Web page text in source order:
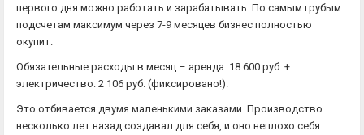
первого дня можно работать и зарабатывать. По самым грубым
подсчетам максимум через 7-9 месяцев бизнес полностью
окупит.
Обязательные расходы в месяц – аренда: 18 600 руб. +
электричество: 2 106 руб. (фиксировано!).
Это отбивается двумя маленькими заказами. Производство
несколько лет назад создавал для себя, и оно неплохо себя